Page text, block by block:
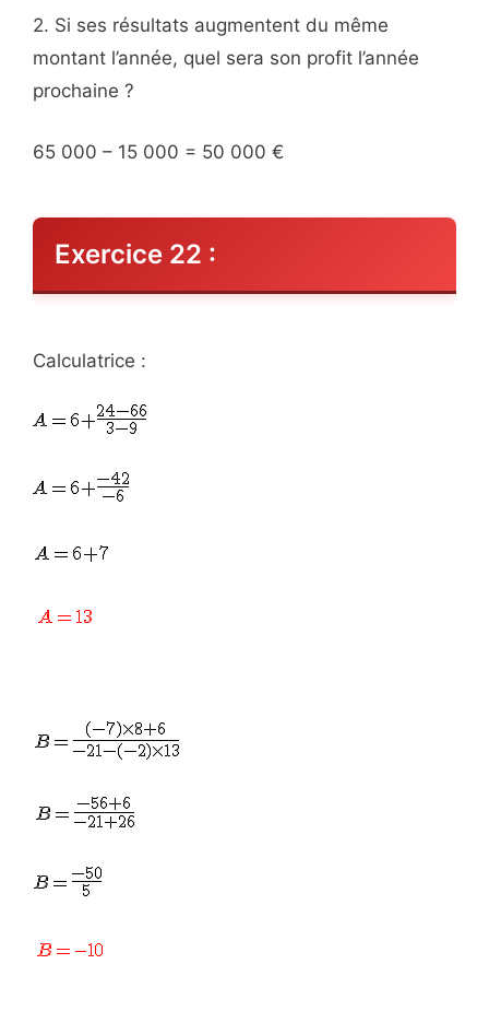
2. Si ses résultats augmentent du même
montant l’année, quel sera son profit l’année
prochaine ?
65 000 – 15 000 = 50 000 €
Exercice 22 :
Calculatrice :